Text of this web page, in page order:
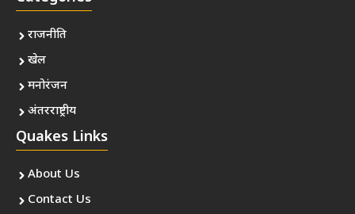
राजनीति
खेल
मनोरंजन
अंतरराष्ट्रीय
Quakes Links
About Us
Contact Us